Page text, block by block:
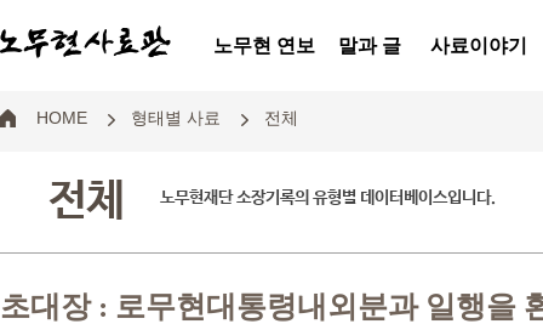
노무현 연보 말과 글 사료이야기
HOME 형태별 사료 전체
전체 노무현재단 소장기록의 유형별 데이터베이스입니다.
초대장 : 로무현대통령내외분과 일행을